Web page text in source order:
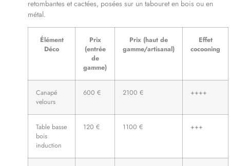
retombantes et cactées, posées sur un tabouret en bois ou en
métal.
Élément
Déco
Prix
(entrée
de
gamme)
Prix (haut de
gamme/artisanal)
Effet
cocooning
Canapé
velours
600 € 2100 € ++++
Table basse
bois
induction
120 € 1100 € +++